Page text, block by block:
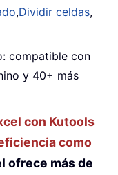
,Dividir celdas,
compatible con
y 40+ más
con Kutools
como
ofrece más de